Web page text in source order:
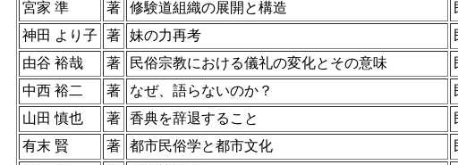
宮家 準 著 修験道組織の展開と構造
神田 より子
著 妹の力再考
由谷 裕哉
著 民俗宗教における儀礼の変化とその意味
中西 裕二
著 なぜ、語らないのか？
山田 慎也
著 香典を辞退すること
有末 賢
著 都市民俗学と都市文化